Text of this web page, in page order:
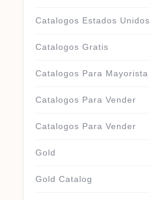
Catalogos Estados Unidos
Catalogos Gratis
Catalogos Para Mayorista
Catalogos Para Vender
Catalogos Para Vender
Gold
Gold Catalog